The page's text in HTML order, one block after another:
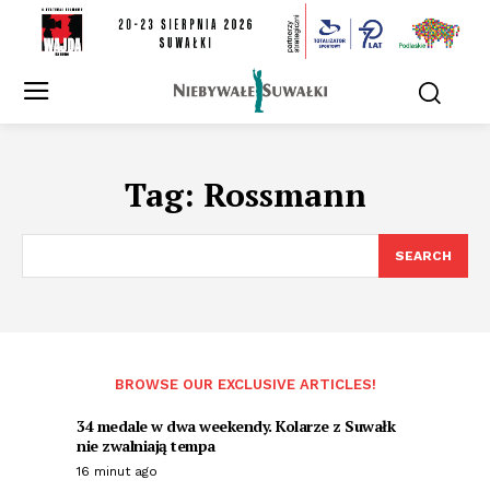
Tag: Rossmann
SEARCH
BROWSE OUR EXCLUSIVE ARTICLES!
34 medale w dwa weekendy. Kolarze z Suwałk
nie zwalniają tempa
16 minut ago